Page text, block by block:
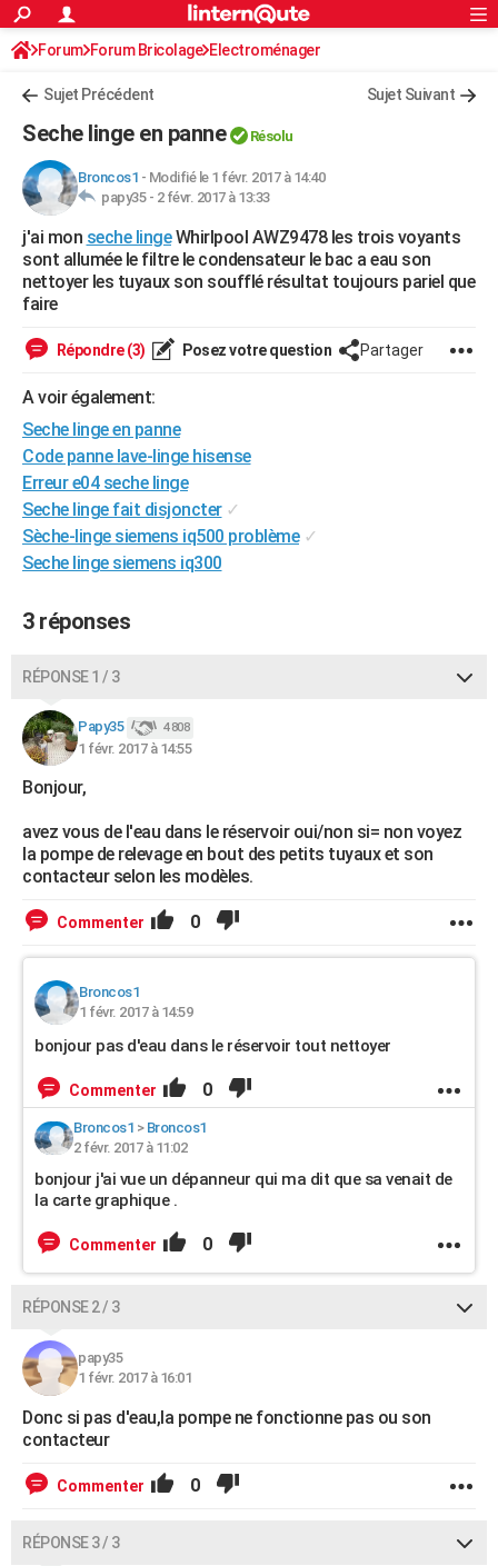
ACTUALITÉS
Politique
Société
Faits Divers
Education
Monde
Villes
+
FINANCE
Retraite
Impôts
Epargne
Immobilier
Risques naturels par ville
Banque
Assurance
Crédit
AUTO
Essais
Réserver un essai
Citadines
Berlines
SUV
Forum auto
+HIGH-TECH
Mobiles
Meilleur smartphone
Internet
Ordinateurs
Jeux vidéo
Guide high-tech
+BRICOLAGE
Forum
Aménagement intérieur
Extérieur
Cuisine
Salle de bains
Jardinage
Rangement
WEEK-END
LIFESTYLE
Art de vivre
Bien-être
Loisirs
Mode
Modes de vie
SANTE
Alimentation
Guide de la santé
Maladies
Médicaments
Sommeil
VOYAGE
Destinations
City break
Voyage nature
Voyage de noces
Forum
Climat
+PHOTO
GUIDES D'ACHAT
BONS PLANS
Dictionnaire
Biographies
Citations
Expressions
Proverbes
PROGRAMME TV
COPAINS D'AVANT
S'inscrire
Se connecter
Lycées
Collèges
Primaires
Universités
Entreprises
Service militaire
Avis de recherche
AVIS DE DÉCÈS
FORUM
Bricolage
Lifestyle
Culture
Sport
Auto
Television
Voyage
Cinema
S'inscrire
Connexion
Forum Forum Bricolage Electroménager
Sujet Précédent Sujet Suivant
Seche linge en panne Résolu
Broncos1 - Modifié le 1 févr. 2017 à 14:40
papy35 - 2 févr. 2017 à 13:33
j'ai mon seche lingeWhirlpool AWZ9478 les trois voyants
sont allumée le filtre le condensateur le bac a eau son
nettoyer les tuyaux son soufflé résultat toujours pariel que
faire
Répondre (3) Posez votre question Partager
A voir également:
Seche linge en panne
Code panne lave-linge hisense
Erreur e04 seche linge
Seche linge fait disjoncter ✓
Sèche-linge siemens iq500 problème ✓
Seche linge siemens iq300
3 réponses
RÉPONSE 1 / 3
Papy35 4 808
1 févr. 2017 à 14:55
Bonjour,
avez vous de l'eau dans le réservoir oui/non si= non voyez
la pompe de relevage en bout des petits tuyaux et son
contacteur selon les modèles.
Commenter 0
Broncos1
1 févr. 2017 à 14:59
bonjour pas d'eau dans le réservoir tout nettoyer
Commenter 0
Broncos1 > Broncos1
2 févr. 2017 à 11:02
bonjour j'ai vue un dépanneur qui ma dit que sa venait de
la carte graphique .
Commenter 0
RÉPONSE 2 / 3
papy35
1 févr. 2017 à 16:01
Donc si pas d'eau,la pompe ne fonctionne pas ou son
contacteur
Commenter 0
RÉPONSE 3 / 3